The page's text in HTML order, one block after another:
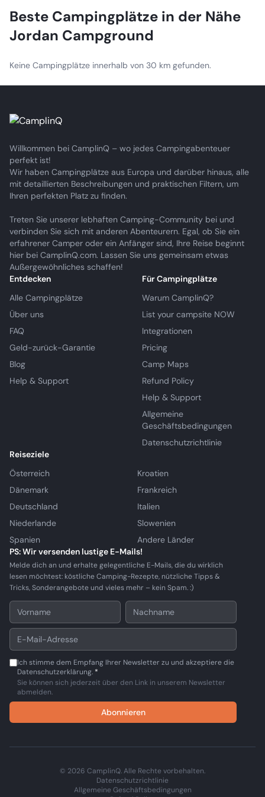
Beste Campingplätze in der Nähe
Jordan Campground
Keine Campingplätze innerhalb von 30 km gefunden.
Willkommen bei CamplinQ – wo jedes Campingabenteuer
perfekt ist!
Wir haben Campingplätze aus Europa und darüber hinaus, alle
mit detaillierten Beschreibungen und praktischen Filtern, um
Ihren perfekten Platz zu finden.
Treten Sie unserer lebhaften Camping-Community bei und
verbinden Sie sich mit anderen Abenteurern. Egal, ob Sie ein
erfahrener Camper oder ein Anfänger sind, Ihre Reise beginnt
hier bei CamplinQ.com. Lassen Sie uns gemeinsam etwas
Außergewöhnliches schaffen!
Entdecken
Alle Campingplätze
Über uns
FAQ
Geld-zurück-Garantie
Blog
Help & Support
Für Campingplätze
Warum CamplinQ?
List your campsite NOW
Integrationen
Pricing
Camp Maps
Refund Policy
Help & Support
Allgemeine
Geschäftsbedingungen
Datenschutzrichtlinie
Reiseziele
Österreich
Kroatien
Dänemark
Frankreich
Deutschland
Italien
Niederlande
Slowenien
Spanien
Andere Länder
PS: Wir versenden lustige E-Mails!
Melde dich an und erhalte gelegentliche E-Mails, die du wirklich
lesen möchtest: köstliche Camping-Rezepte, nützliche Tipps &
Tricks, Sonderangebote und vieles mehr – kein Spam. :)
Ich stimme dem Empfang Ihrer Newsletter zu und akzeptiere die
Datenschutzerklärung. *
Sie können sich jederzeit über den Link in unserem Newsletter
abmelden.
Abonnieren
© 2026 CamplinQ. Alle Rechte vorbehalten.
Datenschutzrichtlinie
Allgemeine Geschäftsbedingungen